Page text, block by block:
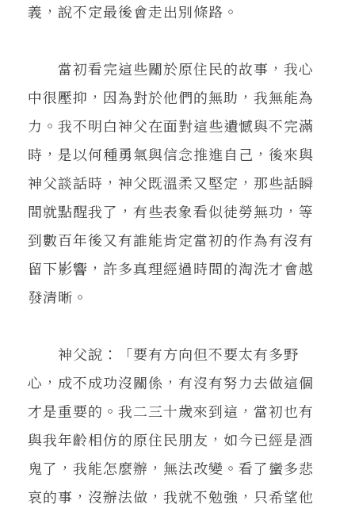
義，說不定最後會走出別條路。
當初看完這些關於原住民的故事，我心
中很壓抑，因為對於他們的無助，我無能為
力。我不明白神父在面對這些遺憾與不完滿
時，是以何種勇氣與信念推進自己，後來與
神父談話時，神父既溫柔又堅定，那些話瞬
間就點醒我了，有些表象看似徒勞無功，等
到數百年後又有誰能肯定當初的作為有沒有
留下影響，許多真理經過時間的淘洗才會越
發清晰。
神父說：「要有方向但不要太有多野
心，成不成功沒關係，有沒有努力去做這個
才是重要的。我二三十歲來到這，當初也有
與我年齡相仿的原住民朋友，如今已經是酒
鬼了，我能怎麼辦，無法改變。看了蠻多悲
哀的事，沒辦法做，我就不勉強，只希望他